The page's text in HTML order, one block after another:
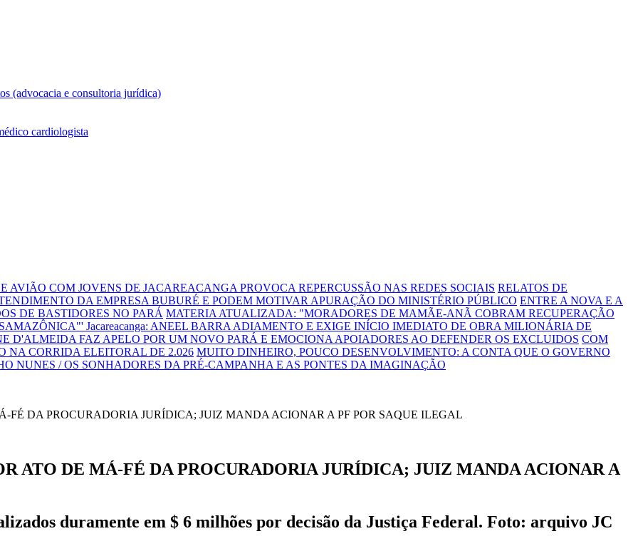
AVIÃO COM JOVENS DE JACAREACANGA PROVOCA REPERCUSSÃO NAS REDES SOCIAIS RELATOS DE
DA EMPRESA BUBURÉ E PODEM MOTIVAR APURAÇÃO DO MINISTÉRIO PÚBLICO ENTRE A NOVA E A
DE BASTIDORES NO PARÁ MATERIA ATUALIZADA: "MORADORES DE MAMÃE-ANÃ COBRAM RECUPERAÇÃO
Jacareacanga: ANEEL BARRA ADIAMENTO E EXIGE INÍCIO IMEDIATO DE OBRA MILIONÁRIA DE
D'ALMEIDA FAZ APELO POR UM NOVO PARÁ E EMOCIONA APOIADORES AO DEFENDER OS EXCLUIDOS COM
CORRIDA ELEITORAL DE 2.026 MUITO DINHEIRO, POUCO DESENVOLVIMENTO: A CONTA QUE O GOVERNO
NUNES / OS SONHADORES DA PRÉ-CAMPANHA E AS PONTES DA IMAGINAÇÃO
ATO DE MÁ-FÉ DA PROCURADORIA JURÍDICA; JUIZ MANDA ACIONAR A
duramente em $ 6 milhões por decisão da Justiça Federal. Foto: arquivo JC